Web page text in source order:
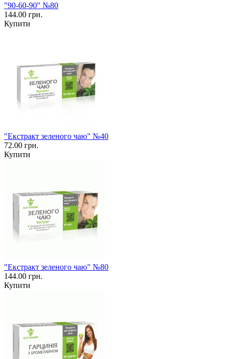
"90-60-90" №80
144.00 грн.
Купити
"Екстракт зеленого чаю" №40
72.00 грн.
Купити
"Екстракт зеленого чаю" №80
144.00 грн.
Купити